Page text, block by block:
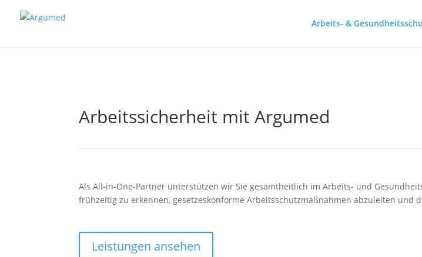
Arbeits- &
Arbeitssicherheit mit Argumed
Als All-in-One-Partner unterstützen wir Sie gesamtheitlich im Arbeits- und
frühzeitig zu erkennen, gesetzeskonforme Arbeitsschutzmaßnahmen abzuleiten
Leistungen ansehen